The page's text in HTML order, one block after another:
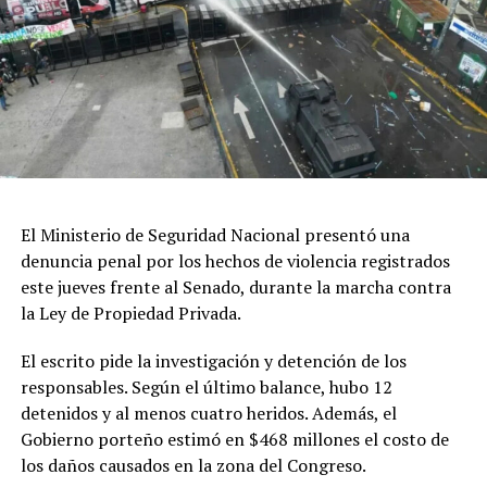
Patrimonio Mundial de la Humanidad que posee
Península Valdés.
Di Giacomo señaló que la UNESCO incorporó estos
planteos en un documento que actualmente analiza el
Comité de Patrimonio Mundial, donde además se solicita
al Estado argentino suspender las obras hasta que
ciudadana utilizados durante el proceso.
El referente socioambiental también cuestionó el
desarrollo de las audiencias públicas realizadas en el
consideran que esas instancias no garantizaron una
participación efectiva de la ciudadanía.
En cuanto a los plazos, explicó que el organismo
internacional prevé solicitar información al Estado
El Ministerio de Seguridad Nacional presentó una
denuncia penal por los hechos de violencia registrados
este jueves frente al Senado, durante la marcha contra
la Ley de Propiedad Privada.
El escrito pide la investigación y detención de los
responsables. Según el último balance, hubo 12
detenidos y al menos cuatro heridos. Además, el
Gobierno porteño estimó en $468 millones el costo de
los daños causados en la zona del Congreso.